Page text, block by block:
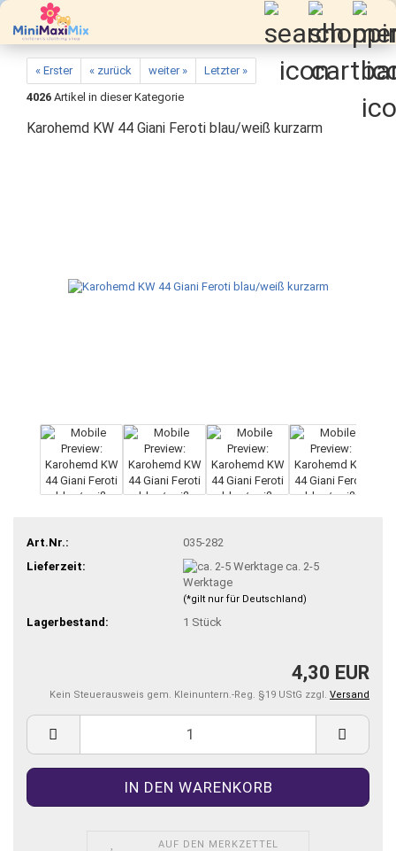
« Erster « zurück weiter »
Letzter »
4026 Artikel in dieser Kategorie
Karohemd KW 44 Giani Feroti blau/weiß kurzarm
Art.Nr.:
035-282
Lieferzeit:
ca. 2-5
Werktage
(*gilt nur für Deutschland)
Lagerbestand: 1 Stück
4,30 EUR
Kein Steuerausweis gem. Kleinuntern.-Reg. §19 UStG zzgl. Versand
AUF DEN MERKZETTEL